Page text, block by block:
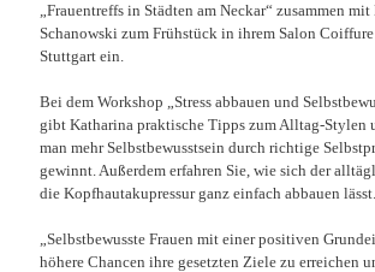
„Frauentreffs in Städten am Neckar“ zusammen
Schanowski zum Frühstück in ihrem Salon
Stuttgart ein.
Bei dem Workshop „Stress abbauen und
gibt Katharina praktische Tipps zum Alltag-Stylen
man mehr Selbstbewusstsein durch richtige
gewinnt. Außerdem erfahren Sie, wie sich der
die Kopfhautakupressur ganz einfach abbauen lässt.
„Selbstbewusste Frauen mit einer positiven
höhere Chancen ihre gesetzten Ziele zu erreichen